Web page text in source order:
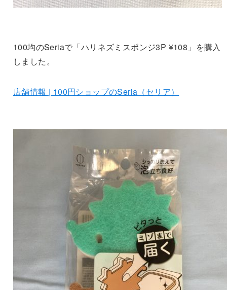
100均のSeriaで「ハリネズミスポンジ3P ¥108」を購入
しました。
店舗情報 | 100円ショップのSeria（セリア）